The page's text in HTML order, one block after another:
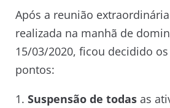
Após a reunião
realizada na manhã de
15/03/2020, ficou decidido
pontos:
1. Suspensão de todasas